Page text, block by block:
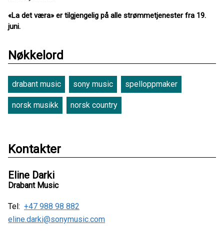
«La det væra» er tilgjengelig på alle strømmetjenester fra 19.
juni.
Nøkkelord
drabant music sony music spelloppmaker
norsk musikk norsk country
Kontakter
Eline Darki
Drabant Music
Tel: +47 988 98 882
eline.darki@sonymusic.com